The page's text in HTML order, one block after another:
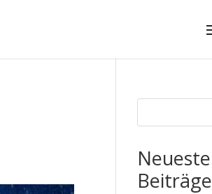
Neueste
Beiträge